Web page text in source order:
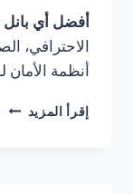
أفضل أي بانل
الاحترافي،
أنظمة الأمان
إقرأ المزيد شركة